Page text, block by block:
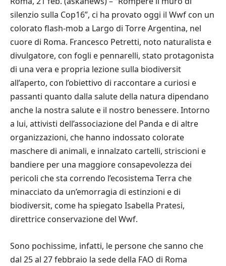
silenzio sulla Cop16”, ci ha provato oggi il Wwf con un
colorato flash-mob a Largo di Torre Argentina, nel
cuore di Roma. Francesco Petretti, noto naturalista e
divulgatore, con fogli e pennarelli, stato protagonista
di una vera e propria lezione sulla biodiversit
all’aperto, con l’obiettivo di raccontare a curiosi e
passanti quanto dalla salute della natura dipendano
anche la nostra salute e il nostro benessere. Intorno
a lui, attivisti dell’associazione del Panda e di altre
organizzazioni, che hanno indossato colorate
maschere di animali, e innalzato cartelli, striscioni e
bandiere per una maggiore consapevolezza dei
pericoli che sta correndo l’ecosistema Terra che
minacciato da un’emorragia di estinzioni e di
biodiversit, come ha spiegato Isabella Pratesi,
direttrice conservazione del Wwf.
Sono pochissime, infatti, le persone che sanno che
dal 25 al 27 febbraio la sede della FAO di Roma